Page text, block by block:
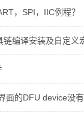
，SPI，IIC例程？
链编译安装及自定义
面的DFU device没